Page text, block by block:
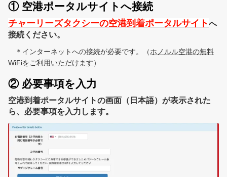
会社案内
言語
日本語
① 空港ポータルサイトへ接続
チャーリーズタクシーの空港到着ポータルサイトへ
接続ください。
＊インターネットへの接続が必要です。（ホノルル空港の無料
WiFiをご利用いただけます）
② 必要事項を入力
空港到着ポータルサイトの画面（日本語）が表示された
ら、必要事項を入力します。